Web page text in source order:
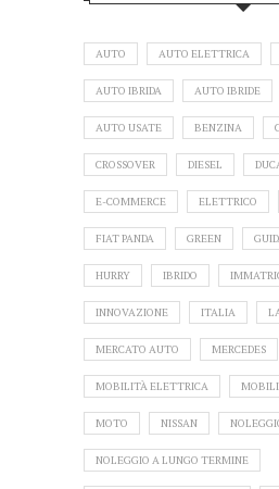
AUTO AUTO ELETTRICA
AUTO IBRIDA AUTO IBRIDE
AUTO USATE BENZINA
CROSSOVER DIESEL
E-COMMERCE ELETTRICO
FIAT PANDA GREEN
HURRY IBRIDO
INNOVAZIONE ITALIA
MERCATO AUTO MERCEDES
MOBILITÀ ELETTRICA
MOTO NISSAN
NOLEGGIO A LUNGO TERMINE